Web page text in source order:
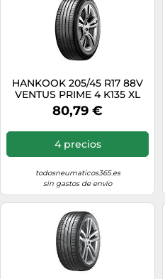
HANKOOK 205/45 R17 88V
VENTUS PRIME 4 K135 XL
80,79 €
4 precios
todosneumaticos365.es
sin gastos de envío